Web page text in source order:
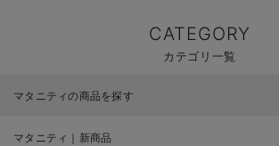
CATEGORY
カテゴリ一覧
マタニティの商品を探す
マタニティ｜新商品